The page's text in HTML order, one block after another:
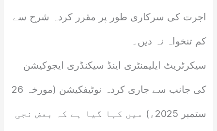
اجرت کی سرکاری طور پر مقرر کردہ شرح سے
کم تنخواہ نہ دیں۔
سیکرٹریٹ ایلیمنٹری اینڈ سیکنڈری ایجوکیشن
کی جانب سے جاری کردہ نوٹیفکیشن (مورخہ 26
ستمبر 2025ء) میں کہا گیا ہے کہ بعض نجی